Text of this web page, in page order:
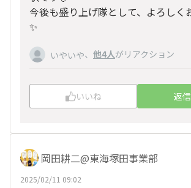
今後も盛り上げ隊として、よろしく
✨
いやいや、 他4人がリアクション
いいね 返
岡田耕二@東海塚田事業部
2025/02/11 09:02